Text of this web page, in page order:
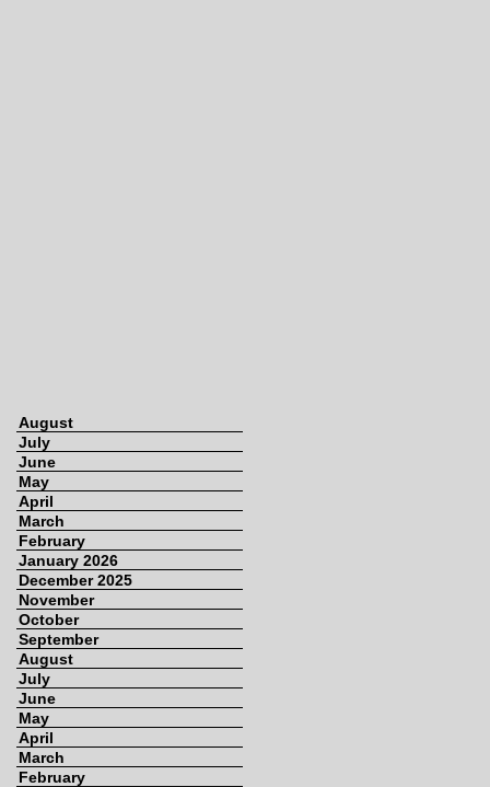
August
July
June
May
April
March
February
January 2026
December 2025
November
October
September
August
July
June
May
April
March
February